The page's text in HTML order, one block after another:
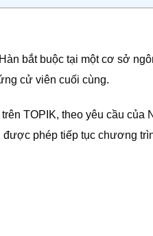
bắt buộc tại một cơ sở
cử viên cuối cùng.
TOPIK, theo yêu cầu
phép tiếp tục chương